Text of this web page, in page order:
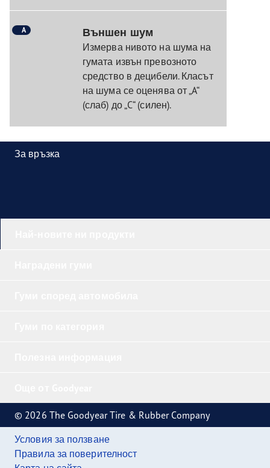
A Външен шум
Измерва нивото на шума на
гумата извън превозното
средство в децибели. Класът
на шума се оценява от „A“
(слаб) до „C“ (силен).
За връзка
© 2026 The Goodyear Tire & Rubber Company
Условия за ползване
Правила за поверителност